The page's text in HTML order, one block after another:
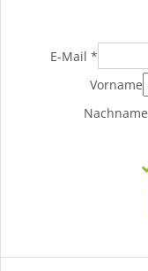
E-Mail *
Vorname
Nachname